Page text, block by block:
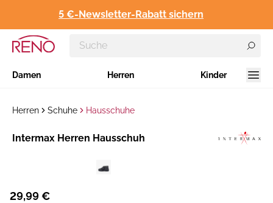
5 €-Newsletter-Rabatt sichern
Damen Herren Kinder
Herren Schuhe Hausschuhe
Hersteller:
Intermax Herren Hausschuh
29,99 €